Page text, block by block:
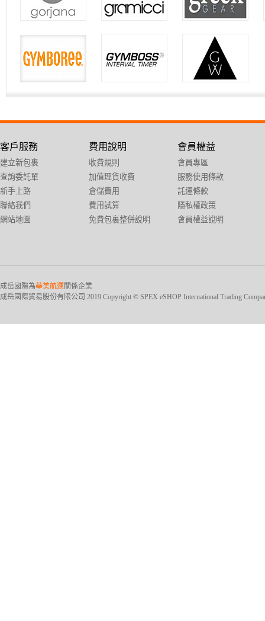
客戶服務
建立新包裹
查詢委託單
新手上路
聯絡我們
網站地圖
費用說明
收費規則
加值理貨收費
倉儲費用
費用試算
免費包裏整併說明
會員權益
會員專區
服務使用條款
託運條款
隱私權政策
會員權益說明
成岳國際為華美航運關係企業
成岳國際貿易股份有限公司 2019 Copyright © SPEX eSHOP International Trading